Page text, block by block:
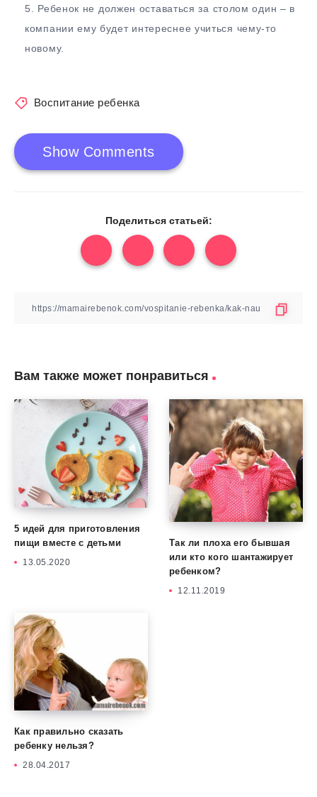
Ребенок не должен оставаться за столом один – в
компании ему будет интереснее учиться чему-то
новому.
Воспитание ребенка
Show Comments
Поделиться статьей:
Вам также может понравиться
5 идей для приготовления
пищи вместе с детьми
13.05.2020
Так ли плоха его бывшая
или кто кого шантажирует
ребенком?
12.11.2019
Как правильно сказать
ребенку нельзя?
28.04.2017